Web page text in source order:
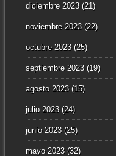
diciembre 2023(21)
noviembre 2023(22)
octubre 2023(25)
septiembre 2023(19)
agosto 2023(15)
julio 2023(24)
junio 2023(25)
mayo 2023(32)